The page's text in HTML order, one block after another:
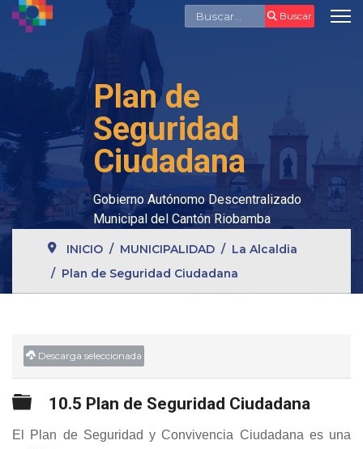
Buscar Buscar
Plan de
Seguridad
Ciudadana
Gobierno Autónomo Descentralizado
Municipal del Cantón Riobamba
INICIO MUNICIPALIDAD
La Alcaldia
Plan de Seguridad Ciudadana
Descarga seleccionada
Carpeta
10.5 Plan de Seguridad Ciudadana
El Plan de Seguridad y Convivencia Ciudadana es una